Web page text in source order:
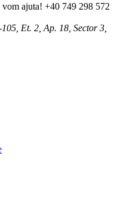
vom ajuta! +40 749 298 572
Et. 2, Ap. 18, Sector 3,